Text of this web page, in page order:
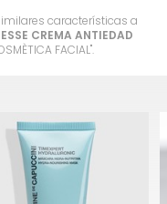
características a
CREMA ANTIEDAD
FACIAL".